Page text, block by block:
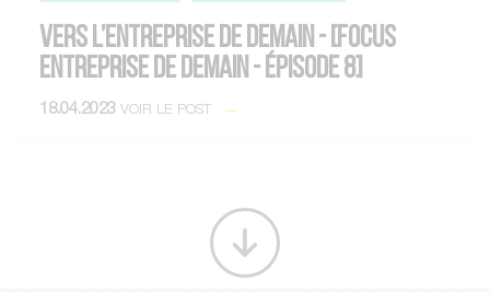
VERS L’ENTREPRISE DE DEMAIN - [FOCUS
ENTREPRISE DE DEMAIN - ÉPISODE 8]
18.04.2023 VOIR LE POST